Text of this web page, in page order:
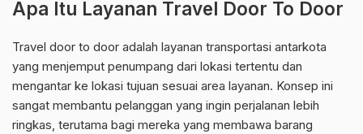
Apa Itu Layanan Travel Door To Door
Travel door to door adalah layanan transportasi antarkota
yang menjemput penumpang dari lokasi tertentu dan
mengantar ke lokasi tujuan sesuai area layanan. Konsep ini
sangat membantu pelanggan yang ingin perjalanan lebih
ringkas, terutama bagi mereka yang membawa barang